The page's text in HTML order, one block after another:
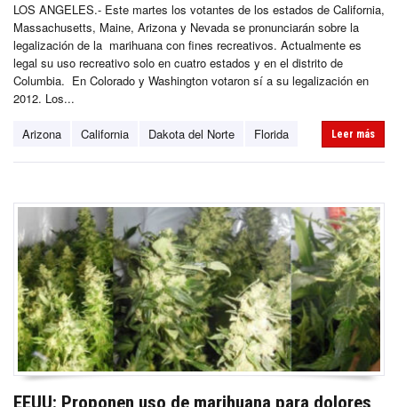
LOS ANGELES.- Este martes los votantes de los estados de California,
Massachusetts, Maine, Arizona y Nevada se pronunciarán sobre la
legalización de la marihuana con fines recreativos. Actualmente es
legal su uso recreativo solo en cuatro estados y en el distrito de
Columbia. En Colorado y Washington votaron sí a su legalización en
2012. Los...
Arizona California Dakota del Norte Florida Leer más
EEUU: Proponen uso de marihuana para dolores